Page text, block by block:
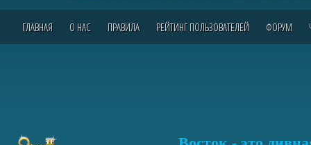
ГЛАВНАЯ О НАС ПРАВИЛА РЕЙТИНГ ПОЛЬЗОВАТЕЛЕЙ ФОРУМ